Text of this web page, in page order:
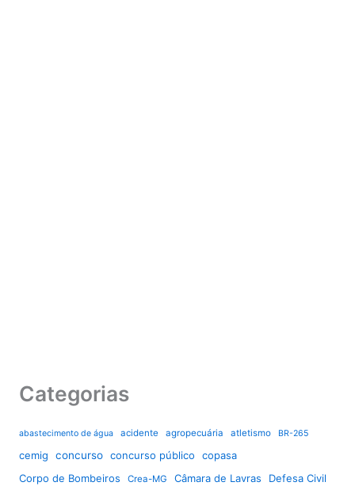
Categorias
abastecimento de água acidente agropecuária atletismo BR-265
cemig concurso concurso público
copasa
Corpo de Bombeiros
Crea-MG Câmara de Lavras Defesa Civil